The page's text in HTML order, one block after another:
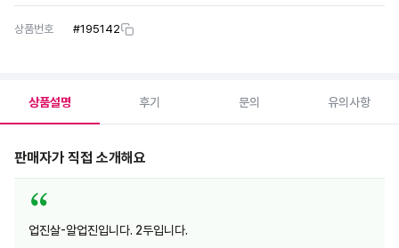
상품번호 #195142
상품설명 후기 문의 유의사항
판매자가 직접 소개해요
업진살-알업진입니다. 2두입니다.